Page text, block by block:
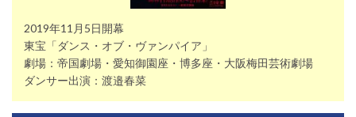
2019年11月5日開幕
東宝「ダンス・オブ・ヴァンパイア」
劇場：帝国劇場・愛知御園座・博多座・大阪梅田芸術劇場
ダンサー出演：渡邉春菜